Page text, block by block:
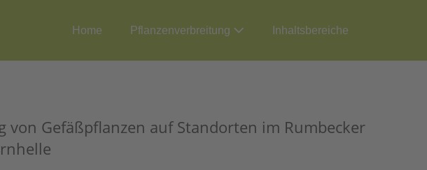
Home Pflanzenverbreitung Inhaltsbereiche
Gefäßpflanzen auf Standorten im Rumbecker